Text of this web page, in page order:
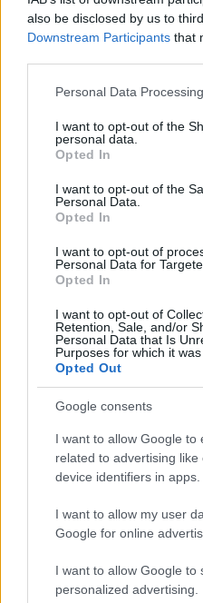
also be disclosed by us to
Downstream Participants that
Please note that this website/
not limited to your visit or
grant or deny consent to
use your data for below
consent section.
Personal Data
I want to opt-out of the
personal data.
Opted In
I want to opt-out of the
Personal Data.
Opted In
I want to opt-out of
Personal Data for
Opted In
I want to opt-out of
Retention, Sale, and/or
Personal Data that Is
Purposes for which it was
Opted Out
Google consents
I want to allow Google to
related to advertising
device identifiers in apps.
I want to allow my user
Google for online
I want to allow Google to
personalized advertising.
videóbírózás után a
Gonzalezhiggadtan a
A hajrában mindkét
csapatán, ám újabb gól
bajnokság 6. fordulójának
nyitómérkőzése.
Összefoglaló
Itt állíthatod be,
között legyen a
Tetszett a